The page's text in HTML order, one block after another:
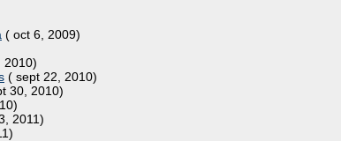
( oct 6, 2009)
2010)
( sept 22, 2010)
30, 2010)
2011)